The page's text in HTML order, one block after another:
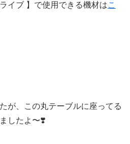
イブ 】で使用できる機材はこ
が、この丸テーブルに座ってる
したよ〜❣️